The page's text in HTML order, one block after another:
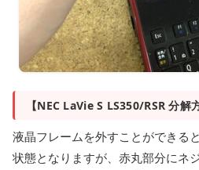
【NEC LaVie S LS350/RSR 分解
液晶フレームを外すことができる
状態となりますが、赤丸部分にネ